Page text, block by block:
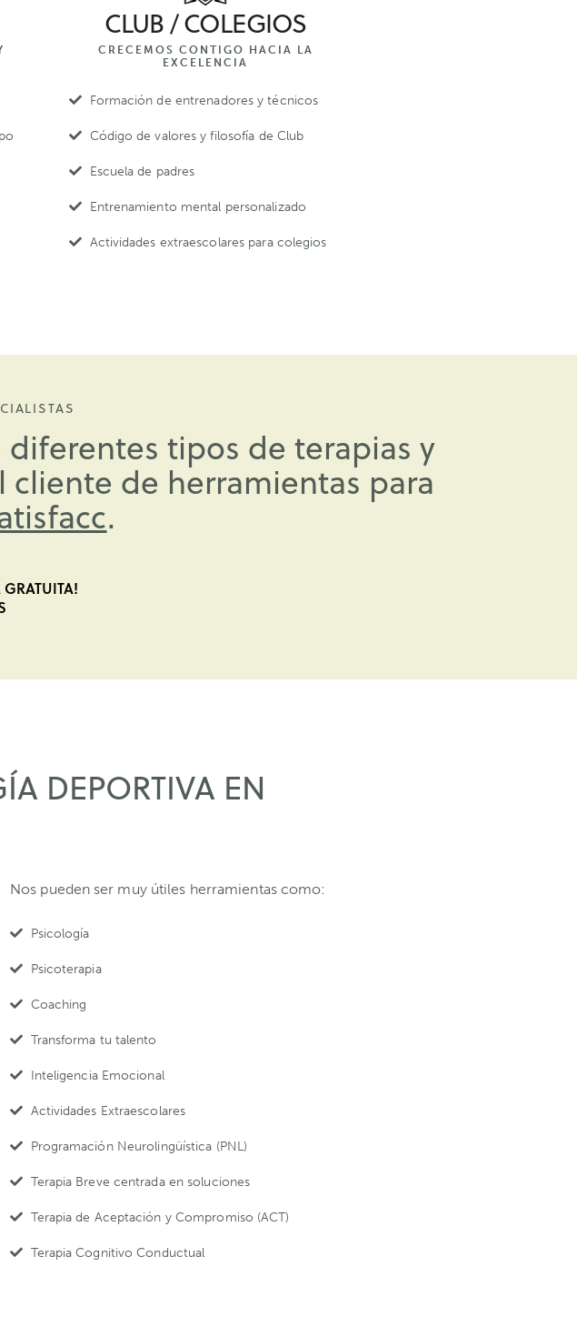
CLUB / COLEGIOS
CRECEMOS CONTIGO HACIA LA
EXCELENCIA
Formación de entrenadores y técnicos
Código de valores y filosofía de Club
Escuela de padres
Entrenamiento mental personalizado
Actividades extraescolares para colegios
diferentes tipos de terapias y
de herramientas para
.
GRATUITA!
DEPORTIVA EN
Nos pueden ser muy útiles herramientas como:
Psicología
Psicoterapia
Coaching
Transforma tu talento
Inteligencia Emocional
Actividades Extraescolares
Programación Neurolingüística (PNL)
Terapia Breve centrada en soluciones
Terapia de Aceptación y Compromiso (ACT)
Terapia Cognitivo Conductual